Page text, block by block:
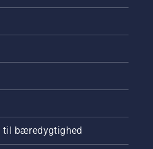
til bæredygtighed